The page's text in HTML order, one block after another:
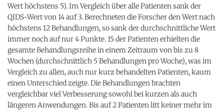
Wert höchstens 5). Im Vergleich über alle Patienten sank der
QIDS-Wert von 14 auf 3. Berechneten die Forscher den Wert nach
höchstens 12 Behandlungen, so sank der durchschnittliche Wert
immer noch auf nur 4 Punkte. 15 der Patienten erhielten die
gesamte Behandlungsreihe in einem Zeitraum von bis zu 8
Wochen (durchschnittlich 5 Behandlungen pro Woche), was im
Vergleich zu allen, auch nur kurz behandelten Patienten, kaum
einen Unterschied zeigte. Die Behandlungen brachten
vergleichbar viel Verbesserung sowohl bei kurzen als auch
längeren Anwendungen. Bis auf 2 Patienten litt keiner mehr im